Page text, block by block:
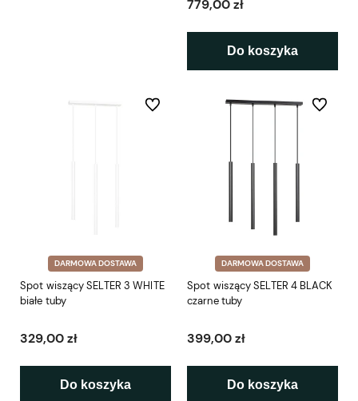
779,00 zł
Do koszyka
DARMOWA DOSTAWA
Spot wiszący SELTER 3 WHITE
białe tuby
329,00 zł
Do koszyka
Do ulubionych
DARMOWA DOSTAWA
Spot wiszący SELTER 4 BLACK
czarne tuby
399,00 zł
Do koszyka
Do